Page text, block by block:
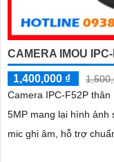
CAMERA IMOU
1,400,000 ₫
Camera IPC-F52P
5MP mang lại hình ảnh
mic ghi âm, hỗ trợ